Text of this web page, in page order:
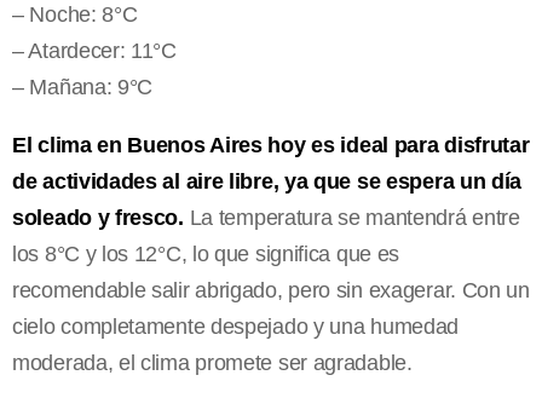
– Noche: 8°C
– Atardecer: 11°C
– Mañana: 9°C
El clima en Buenos Aires hoy es ideal para disfrutar
de actividades al aire libre, ya que se espera un día
soleado y fresco. La temperatura se mantendrá entre
los 8°C y los 12°C, lo que significa que es
recomendable salir abrigado, pero sin exagerar. Con un
cielo completamente despejado y una humedad
moderada, el clima promete ser agradable.